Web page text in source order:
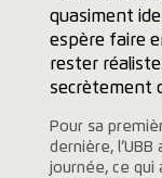
quasiment
espère faire
rester
secrètement
Pour sa
dernière,
journée, ce qui